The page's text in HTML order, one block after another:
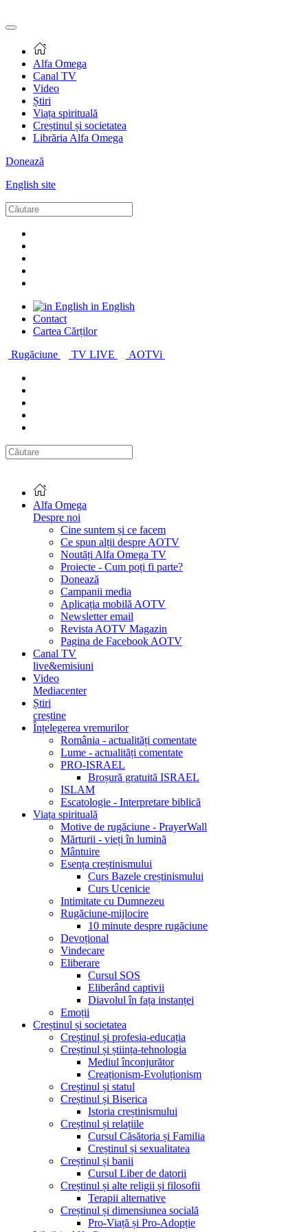
Alfa Omega
Canal TV
Video
Știri
Viața spirituală
Creștinul și societatea
Librăria Alfa Omega
Donează
English site
in English
Contact
Cartea Cărților
Rugăciune
TV LIVE AOTVi
Alfa Omega
Despre noi
Cine suntem și ce facem
Ce spun alții despre AOTV
Noutăți Alfa Omega TV
Proiecte - Cum poți fi parte?
Donează
Campanii media
Aplicația mobilă AOTV
Newsletter email
Revista AOTV Magazin
Pagina de Facebook AOTV
Canal TV
live&emisiuni
Video
Mediacenter
Știri
creștine
Înțelegerea vremurilor
România - actualități comentate
Lume - actualități comentate
PRO-ISRAEL
Broșură gratuită ISRAEL
ISLAM
Escatologie - Interpretare biblică
Viața spirituală
Motive de rugăciune - PrayerWall
Mărturii - vieți în lumină
Mântuire
Esența creștinismului
Curs Bazele creștinismului
Curs Ucenicie
Intimitate cu Dumnezeu
Rugăciune-mijlocire
10 minute despre rugăciune
Devoțional
Vindecare
Eliberare
Cursul SOS
Eliberând captivii
Diavolul în fața instanței
Emoții
Creștinul și societatea
Creștinul și profesia-educația
Creștinul și știința-tehnologia
Mediul înconjurător
Creaționism-Evoluționism
Creștinul și statul
Creștinul și Biserica
Istoria creștinismului
Creștinul și relațiile
Cursul Căsătoria și Familia
Creștinul și sexualitatea
Creștinul și banii
Cursul Liber de datorii
Creștinul și alte religii și filosofii
Terapii alternative
Creștinul și dimensiunea socială
Pro-Viață și Pro-Adopție